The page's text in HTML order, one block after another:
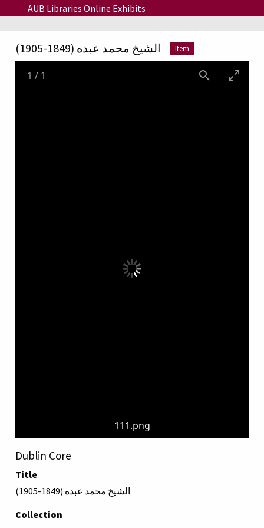
Skip to main content
AUB Libraries Online Exhibits
الشيخ محمد عبده (1849-1905) Item
111.png
1 / 1
Dublin Core
Title
الشيخ محمد عبده (1849-1905)
Collection